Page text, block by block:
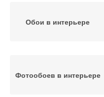
Обои в интерьере
Фотообоев в интерьере